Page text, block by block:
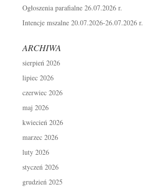
Ogłoszenia parafialne 26.07.2026 r.
Intencje mszalne 20.07.2026-26.07.2026 r.
ARCHIWA
sierpień 2026
lipiec 2026
czerwiec 2026
maj 2026
kwiecień 2026
marzec 2026
luty 2026
styczeń 2026
grudzień 2025